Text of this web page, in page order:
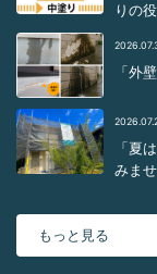
りの
「外
「夏
みませ
もっと見る